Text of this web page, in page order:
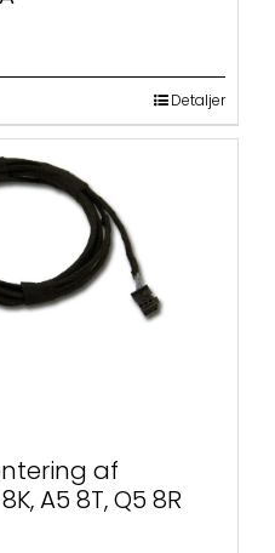
Detaljer
af
A5 8T, Q5 8R